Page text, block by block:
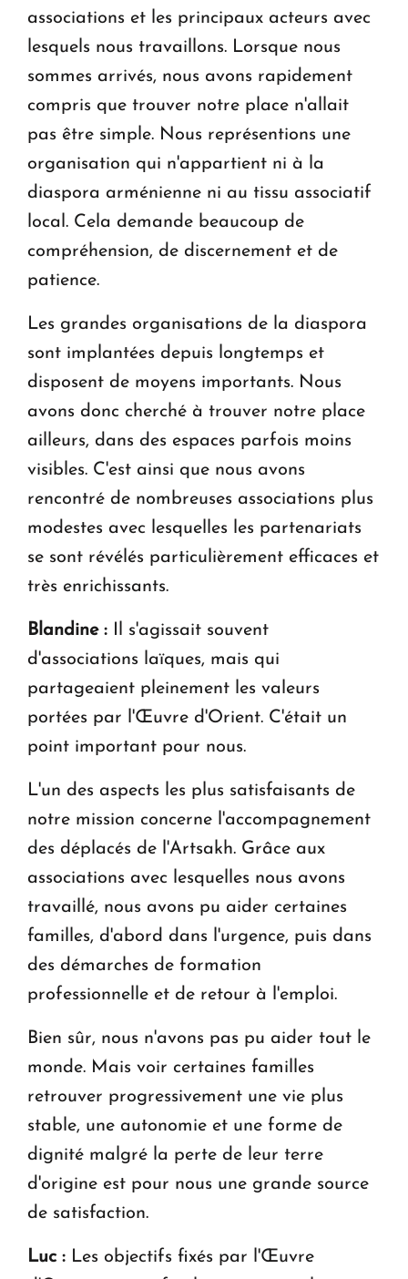
associations et les principaux acteurs avec
lesquels nous travaillons. Lorsque nous
sommes arrivés, nous avons rapidement
compris que trouver notre place n'allait
pas être simple. Nous représentions une
organisation qui n'appartient ni à la
diaspora arménienne ni au tissu associatif
local. Cela demande beaucoup de
compréhension, de discernement et de
patience.
Les grandes organisations de la diaspora
sont implantées depuis longtemps et
disposent de moyens importants. Nous
avons donc cherché à trouver notre place
ailleurs, dans des espaces parfois moins
visibles. C'est ainsi que nous avons
rencontré de nombreuses associations plus
modestes avec lesquelles les partenariats
se sont révélés particulièrement efficaces et
très enrichissants.
Blandine : Il s'agissait souvent
d'associations laïques, mais qui
partageaient pleinement les valeurs
portées par l'Œuvre d'Orient. C'était un
point important pour nous.
L'un des aspects les plus satisfaisants de
notre mission concerne l'accompagnement
des déplacés de l'Artsakh. Grâce aux
associations avec lesquelles nous avons
travaillé, nous avons pu aider certaines
familles, d'abord dans l'urgence, puis dans
des démarches de formation
professionnelle et de retour à l'emploi.
Bien sûr, nous n'avons pas pu aider tout le
monde. Mais voir certaines familles
retrouver progressivement une vie plus
stable, une autonomie et une forme de
dignité malgré la perte de leur terre
d'origine est pour nous une grande source
de satisfaction.
Luc : Les objectifs fixés par l'Œuvre